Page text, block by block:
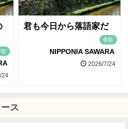
取
24
君も今日から落語家だ
香取
NIPPONIA SAWARA
2026/7/24
ス